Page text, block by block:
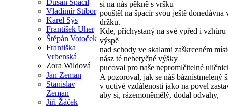
Vladimír Stibor
Karel Sýs
František Uher
Štěpán Votoček
Františka
Vrbenská
Zora Wildová
Jan Zeman
Stanislav
Zeman
Jiří Žáček
si na nás pěkně s vršku
pouštěl na špacír svou ještě donedávna
držku.
Kde, přichystaný na své vpřed i vzhůru
výspě
nad schody ve skalami zaškrceném
nász té nebetyčné výšky
pucoval pro naše nepromlčitelné
A pozoroval, jak se náš báznístmelený
v uctivé vzdálenosti jako na povel
aby si, rázemoněmělý, dodal odvahy,